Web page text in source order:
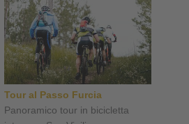
Tour al Passo Furcia
Panoramico tour in bicicletta